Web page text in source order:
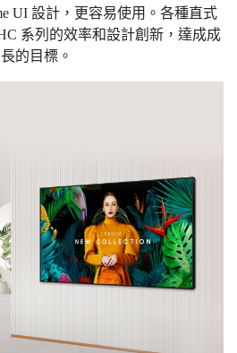
UI 設計，更容易使用。各種直式
系列的效率和設計創新，達成成
長的目標。